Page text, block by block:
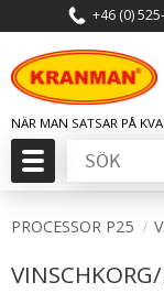
Meny
+46 (0)
PROCESSOR P25